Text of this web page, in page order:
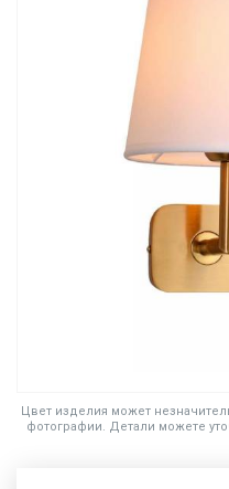
Цвет изделия может
фотографии. Детали можете